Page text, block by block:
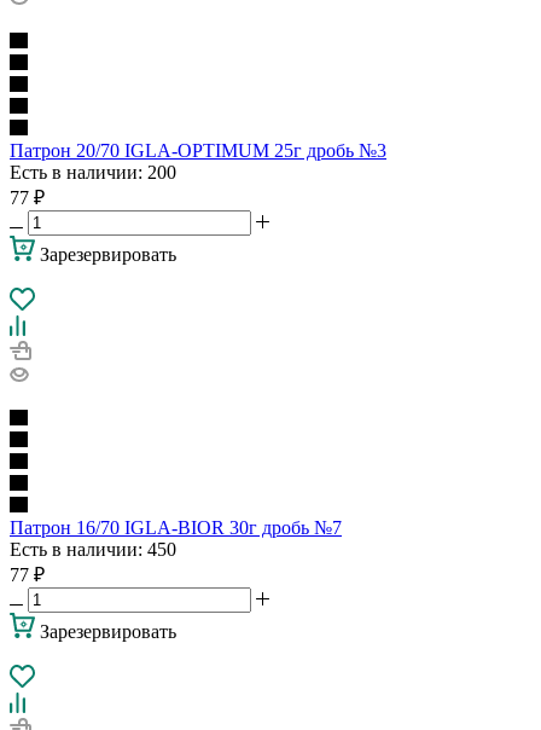
Патрон 20/70 IGLA-OPTIMUM 25г дробь №3
Есть в наличии: 200
77 ₽
Зарезервировать
Патрон 16/70 IGLA-BIOR 30г дробь №7
Есть в наличии: 450
77 ₽
Зарезервировать